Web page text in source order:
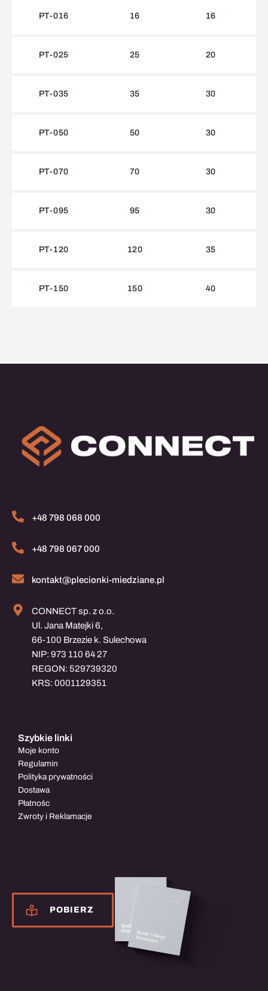
PT-016 16 16
PT-025 25 20
PT-035 35 30
PT-050 50 30
PT-070 70 30
PT-095 95 30
PT-120 120 35
PT-150 150 40
+48 798 068 000
+48 798 067 000
kontakt@plecionki-miedziane.pl
CONNECT sp. z o.o.
Ul. Jana Matejki 6,
66-100 Brzezie k. Sulechowa
NIP: 973 110 64 27
REGON: 529739320
KRS: 0001129351
Szybkie linki
Moje konto
Regulamin
Polityka prywatności
Dostawa
Płatnośc
Zwroty i Reklamacje
POBIERZ